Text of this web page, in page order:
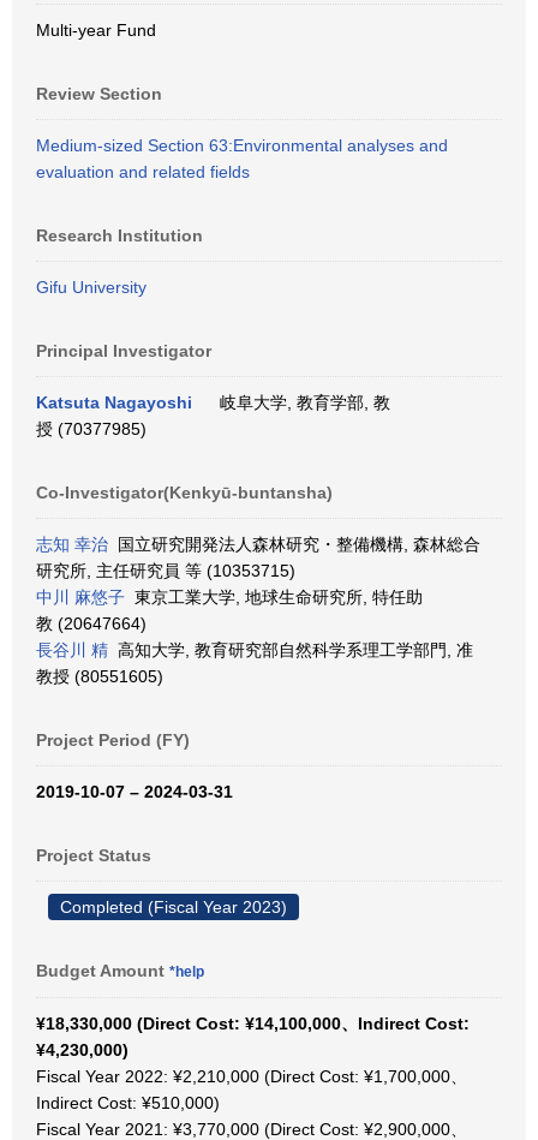
Multi-year Fund
Review Section
Medium-sized Section 63:Environmental analyses and
evaluation and related fields
Research Institution
Gifu University
Principal Investigator
Katsuta Nagayoshi
岐阜大学, 教育学部, 教
授 (70377985)
Co-Investigator(Kenkyū-buntansha)
志知 幸治 国立研究開発法人森林研究・整備機構, 森林総合
研究所, 主任研究員 等 (10353715)
中川 麻悠子 東京工業大学, 地球生命研究所, 特任助
教 (20647664)
長谷川 精 高知大学, 教育研究部自然科学系理工学部門, 准
教授 (80551605)
Project Period (FY)
2019-10-07 – 2024-03-31
Project Status
Completed (Fiscal Year 2023)
Budget Amount *help
¥18,330,000 (Direct Cost: ¥14,100,000、Indirect Cost:
¥4,230,000)
Fiscal Year 2022: ¥2,210,000 (Direct Cost: ¥1,700,000、
Indirect Cost: ¥510,000)
Fiscal Year 2021: ¥3,770,000 (Direct Cost: ¥2,900,000、